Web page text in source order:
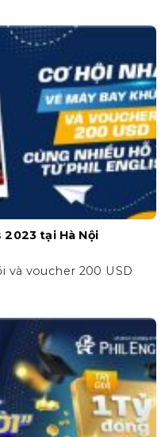
tại Hà Nội
và voucher 200 USD